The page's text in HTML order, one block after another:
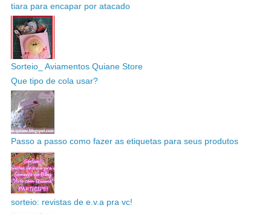
tiara para encapar por atacado
Sorteio_ Aviamentos Quiane Store
Que tipo de cola usar?
Passo a passo como fazer as etiquetas para seus produtos
sorteio: revistas de e.v.a pra vc!